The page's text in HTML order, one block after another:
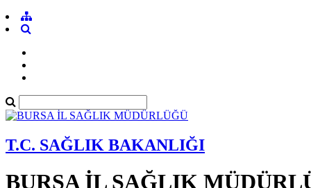
T.C. SAĞLIK BAKANLIĞI
BURSA İL SAĞLIK